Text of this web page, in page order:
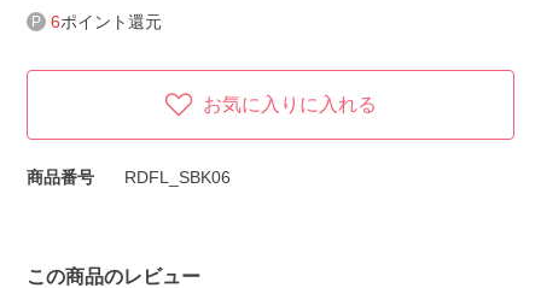
6ポイント還元
お気に入りに入れる
商品番号 RDFL_SBK06
この商品のレビュー